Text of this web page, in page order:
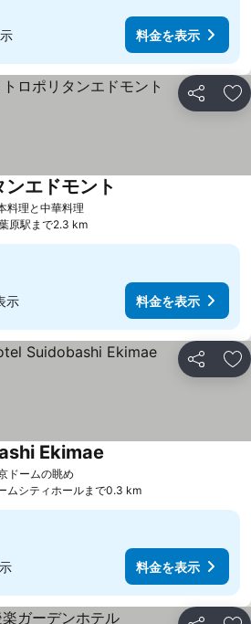
料金を表示
シェア お
料理と中華料理
エドモント
原駅まで2.3 km
示 料金を表示
シェア お
ドームの眺め
Ekimae
ムシティホールまで0.3 km
料金を表示